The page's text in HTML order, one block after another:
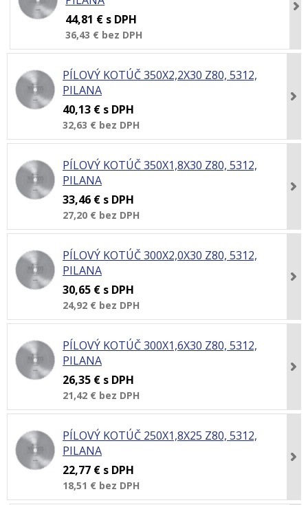
44,81 € s DPH
36,43 € bez DPH
PÍLOVÝ KOTÚČ 350X2,2X30 Z80, 5312,
PILANA
40,13 € s DPH
32,63 € bez DPH
PÍLOVÝ KOTÚČ 350X1,8X30 Z80, 5312,
PILANA
33,46 € s DPH
27,20 € bez DPH
PÍLOVÝ KOTÚČ 300X2,0X30 Z80, 5312,
PILANA
30,65 € s DPH
24,92 € bez DPH
PÍLOVÝ KOTÚČ 300X1,6X30 Z80, 5312,
PILANA
26,35 € s DPH
21,42 € bez DPH
PÍLOVÝ KOTÚČ 250X1,8X25 Z80, 5312,
PILANA
22,77 € s DPH
18,51 € bez DPH